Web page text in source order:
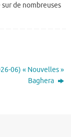
de nombreuses
06) « Nouvelles »
Baghera